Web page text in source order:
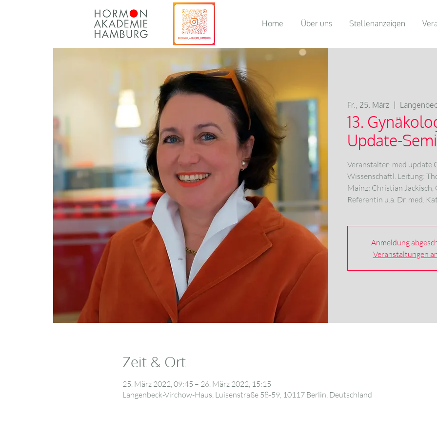
Home Über uns Stellenanzeigen
Fr., 25. März
13.
Update-
Veranstalter: med update
Wissenschaftl. Leitung:
Mainz; Christian Jackisch,
Referentin u.a. Dr. med.
Anmeldung
Veranstaltungen
Zeit & Ort
25. März 2022, 09:45 – 26. März 2022, 15:15
Langenbeck-Virchow-Haus, Luisenstraße 58-59, 10117 Berlin, Deutschland